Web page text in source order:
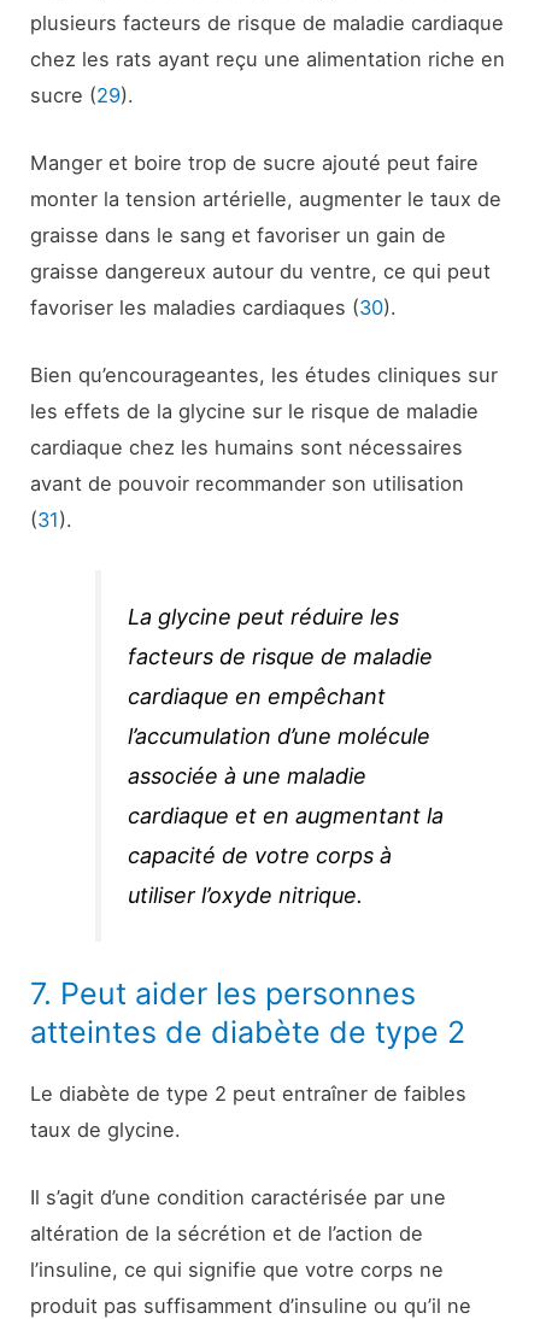
plusieurs facteurs de risque de maladie cardiaque
chez les rats ayant reçu une alimentation riche en
sucre (29).
Manger et boire trop de sucre ajouté peut faire
monter la tension artérielle, augmenter le taux de
graisse dans le sang et favoriser un gain de
graisse dangereux autour du ventre, ce qui peut
favoriser les maladies cardiaques (30).
Bien qu’encourageantes, les études cliniques sur
les effets de la glycine sur le risque de maladie
cardiaque chez les humains sont nécessaires
avant de pouvoir recommander son utilisation
(31).
La glycine peut réduire les
facteurs de risque de maladie
cardiaque en empêchant
l’accumulation d’une molécule
associée à une maladie
cardiaque et en augmentant la
capacité de votre corps à
utiliser l’oxyde nitrique.
7. Peut aider les personnes
atteintes de diabète de type 2
Le diabète de type 2 peut entraîner de faibles
taux de glycine.
Il s’agit d’une condition caractérisée par une
altération de la sécrétion et de l’action de
l’insuline, ce qui signifie que votre corps ne
produit pas suffisamment d’insuline ou qu’il ne